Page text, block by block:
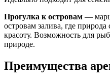
Прогулка к островам —
островам залива, где
красоту. Возможность для
природе.
Преимущества